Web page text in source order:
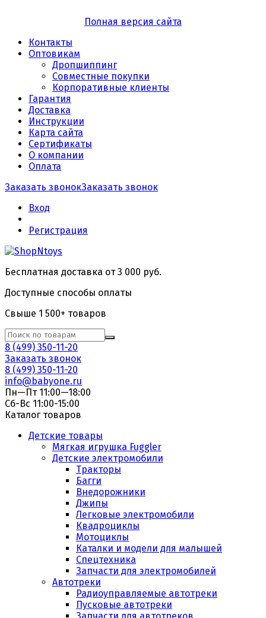
Полная версия сайта
Контакты
Оптовикам
Дропшиппинг
Совместные покупки
Корпоративные клиенты
Гарантия
Доставка
Инструкции
Карта сайта
Сертификаты
О компании
Оплата
Заказать звонокЗаказать звонок
Вход
Регистрация
Бесплатная доставка от 3 000 руб.
Доступные способы оплаты
Свыше 1 500+ товаров
8 (499) 350-11-20
Заказать звонок
8 (499) 350-11-20
info@babyone.ru
Пн—Пт 11:00—18:00
Сб-Вс 11:00-15:00
Каталог товаров
Детские товары
Мягкая игрушка Fuggler
Детские электромобили
Тракторы
Багги
Внедорожники
Джипы
Легковые электромобили
Квадроциклы
Мотоциклы
Каталки и модели для малышей
Спецтехника
Запчасти для электромобилей
Автотреки
Радиоуправляемые автотреки
Пусковые автотреки